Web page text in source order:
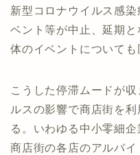
新型コロナウイルス感
ベント等が中止、延期
体のイベントについても
こうした停滞ムードが
ルスの影響で商店街を
る。いわゆる中小零細
商店街の各店のアルバ